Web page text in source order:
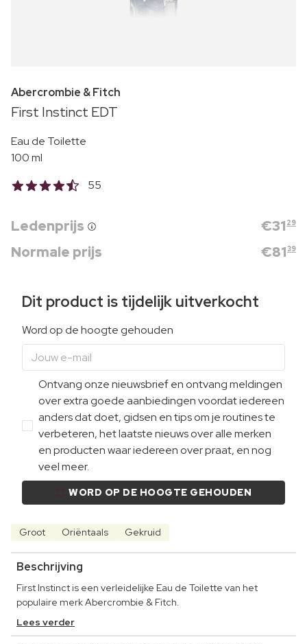
Abercrombie & Fitch
First Instinct EDT
Eau de Toilette
100 ml
55
Ledenprijs €31 29
Normale prijs €8139
Dit product is tijdelijk uitverkocht
Word op de hoogte gehouden
Ontvang onze nieuwsbrief en ontvang meldingen
over extra goede aanbiedingen voordat iedereen
anders dat doet, gidsen en tips om je routines te
verbeteren, het laatste nieuws over alle merken
en producten waar iedereen over praat, en nog
veel meer.
WORD OP DE HOOGTE GEHOUDEN
Groot Oriëntaals Gekruid
Beschrijving
First Instinct is een verleidelijke Eau de Toilette van het
populaire merk Abercrombie & Fitch.
Lees verder